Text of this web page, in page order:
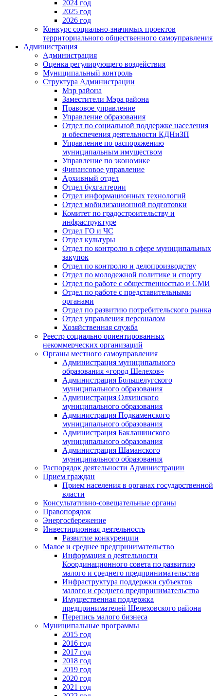
2024 год
2025 год
2026 год
Конкурс социально-значимых проектов
территориального общественного самоуправления
Администрация
Администрация
Оценка регулирующего воздействия
Муниципальный контроль
Структура Администрации
Мэр района
Заместители Мэра района
Правовое управление
Управление образования
Отдел по социальной поддержке населения
и обеспечения деятельности КДНиЗП
Управление по распоряжению
муниципальным имуществом
Управление по экономике
Финансовое управление
Архивный отдел
Отдел бухгалтерии
Отдел информационных технологий
Отдел мобилизационной подготовки
Комитет по градостроительству и
инфраструктуре
Отдел ГО и ЧС
Отдел культуры
Отдел по контролю в сфере муниципальных
закупок
Отдел по контролю и делопроизводству
Отдел по молодежной политике и спорту
Отдел по работе с общественностью и СМИ
Отдел по работе с представительными
органами
Отдел по развитию потребительского рынка
Отдел управления персоналом
Хозяйственная служба
Реестр социально ориентированных
некоммерческих организаций
Органы местного самоуправления
Администрация муниципального
образования «город Шелехов»
Администрация Большелугского
муниципального образования
Администрация Олхинского
муниципального образования
Администрация Подкаменского
муниципального образования
Администрация Баклашинского
муниципального образования
Администрация Шаманского
муниципального образования
Распорядок деятельности Администрации
Прием граждан
Прием населения в органах государственной
власти
Консультативно-совещательные органы
Правопорядок
Энергосбережение
Инвестиционная деятельность
Развитие конкуренции
Малое и среднее предпринимательство
Информация о деятельности
Координационного совета по развитию
малого и среднего предпринимательства
Инфраструктура поддержки субъектов
малого и среднего предпринимательства
Имущественная поддержка
предпринимателей Шелеховского района
Перепись малого бизнеса
Муниципальные программы
2015 год
2016 год
2017 год
2018 год
2019 год
2020 год
2021 год